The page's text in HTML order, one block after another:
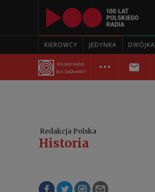
KIEROWCY JEDYNKA DWÓJKA
Redakcja Polska
Historia